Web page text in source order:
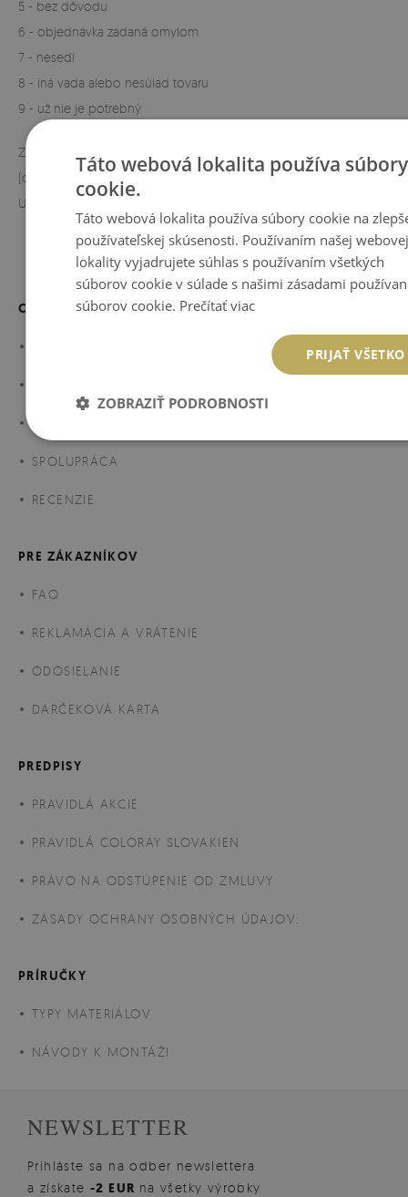
5 - bez dôvodu
6 - objednávka zadaná omylom
7 - nesedí
8 - iná vada alebo nesúlad tovaru
9 - už nie je potrebný
Zrušenie objednávky zašlite e-mailom na adresu
(coloray@coloray.sk
Urýchlite tým proces vrátenia peňazí za vašu objednávku.
COLORAY
SPOLUPRÁCA
RECENZIE
PRE ZÁKAZNÍKOV
FAQ
REKLAMÁCIA A VRÁTENIE
ODOSIELANIE
DARČEKOVÁ KARTA
PREDPISY
PRAVIDLÁ AKCIE
PRAVIDLÁ COLORAY SLOVAKIEN
PRÁVO NA ODSTÚPENIE OD ZMLUVY
ZÁSADY OCHRANY OSOBNÝCH ÚDAJOV:
PRÍRUČKY
TYPY MATERIÁLOV
NÁVODY K MONTÁŽI
NEWSLETTER
Prihláste sa na odber newslettera
a získate -2 EUR na všetky výrobky
Táto webová lokalita používa súbory
cookie.
Táto webová lokalita používa súbory cookie na
používateľskej skúsenosti. Používaním našej
lokality vyjadrujete súhlas s používaním všetkých
súborov cookie v súlade s našimi zásadami
súborov cookie. Prečítať viac
PRIJAŤ VŠETKO
ZOBRAZIŤ PODROBNOSTI